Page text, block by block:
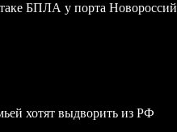
БПЛА у порта
хотят выдворить из РФ